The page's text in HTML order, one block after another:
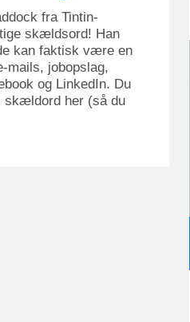
fra Tintin-
skældsord! Han
kan faktisk være en
mails, jobopslag,
og LinkedIn. Du
skældord her (så du